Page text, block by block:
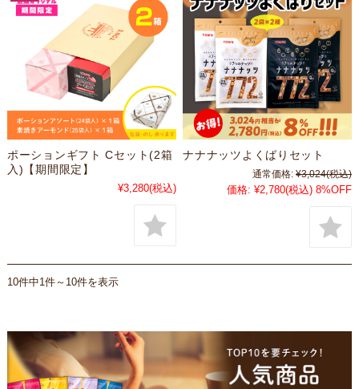
ポーションギフト Cセット(2箱
入)【期間限定】
¥3,280(税込)
ナナナッツよくばりセット
通常価格: ¥3,024(税込)
価格: ¥2,780(税込) 8%OFF
10件中1件～10件を表示